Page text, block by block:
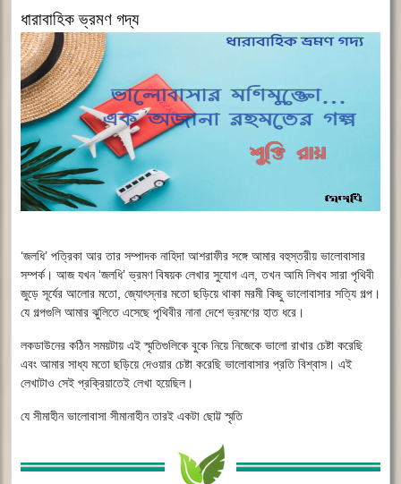
ধারাবাহিক ভ্রমণ গদ্য
‘জলধি’ পত্রিকা আর তার সম্পাদক নাহিদা আশরাফীর সঙ্গে আমার বহুস্তরীয় ভালোবাসার
সম্পর্ক। আজ যখন ‘জলধি’ ভ্রমণ বিষয়ক লেখার সুযোগ এল, তখন আমি লিখব সারা পৃথিবী
জুড়ে সূর্যের আলোর মতো, জ্যোৎস্নার মতো ছড়িয়ে থাকা মরমী কিছু ভালোবাসার সত্যি গল্প।
যে গল্পগুলি আমার ঝুলিতে এসেছে পৃথিবীর নানা দেশে ভ্রমণের হাত ধরে।
লকডাউনের কঠিন সময়টায় এই স্মৃতিগুলিকে বুকে নিয়ে নিজেকে ভালো রাখার চেষ্টা করেছি
এবং আমার সাধ্য মতো ছড়িয়ে দেওয়ার চেষ্টা করেছি ভালোবাসার প্রতি বিশ্বাস। এই
লেখাটাও সেই প্রক্রিয়াতেই লেখা হয়েছিল।
যে সীমাহীন ভালোবাসা সীমানাহীন তারই একটা ছোট্ট স্মৃতি